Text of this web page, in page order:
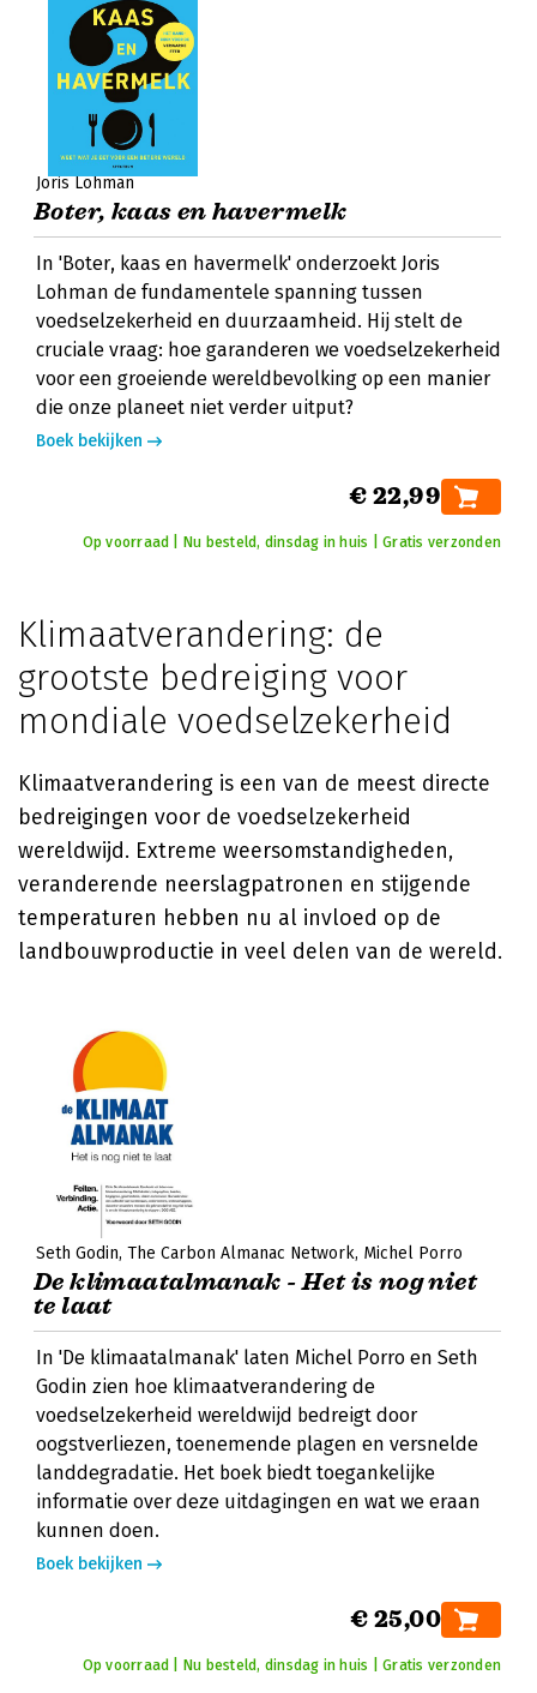
Joris Lohman
Boter, kaas en havermelk
In 'Boter, kaas en havermelk' onderzoekt Joris
Lohman de fundamentele spanning tussen
voedselzekerheid en duurzaamheid. Hij stelt de
cruciale vraag: hoe garanderen we voedselzekerheid
voor een groeiende wereldbevolking op een manier
die onze planeet niet verder uitput?
Boek bekijken
€ 22,99
Op voorraad | Nu besteld, dinsdag in huis | Gratis verzonden
Klimaatverandering: de
grootste bedreiging voor
mondiale voedselzekerheid
Klimaatverandering is een van de meest directe
bedreigingen voor de voedselzekerheid
wereldwijd. Extreme weersomstandigheden,
veranderende neerslagpatronen en stijgende
temperaturen hebben nu al invloed op de
landbouwproductie in veel delen van de wereld.
Seth Godin The Carbon Almanac Network Michel Porro
De klimaatalmanak - Het is nog niet
te laat
In 'De klimaatalmanak' laten Michel Porro en Seth
Godin zien hoe klimaatverandering de
voedselzekerheid wereldwijd bedreigt door
oogstverliezen, toenemende plagen en versnelde
landdegradatie. Het boek biedt toegankelijke
informatie over deze uitdagingen en wat we eraan
kunnen doen.
Boek bekijken
€ 25,00
Op voorraad | Nu besteld, dinsdag in huis | Gratis verzonden